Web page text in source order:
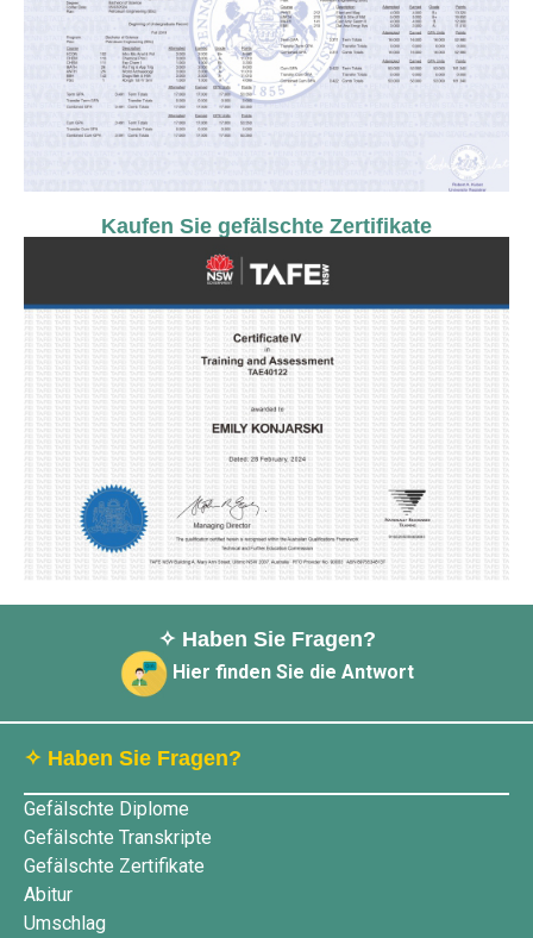
Kaufen Sie gefälschte Zertifikate
✧ Haben Sie Fragen?
Hier finden Sie die Antwort
✧ Haben Sie Fragen?
Gefälschte Diplome
Gefälschte Transkripte
Gefälschte Zertifikate
Abitur
Umschlag